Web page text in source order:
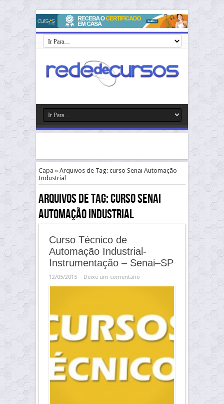
Capa » Arquivos de Tag: curso Senai Automação
Industrial
Arquivos de Tag:curso Senai
Automação Industrial
Curso Técnico de
Automação Industrial-
Instrumentação – Senai–SP
12/05/2015 Deixe um comentário